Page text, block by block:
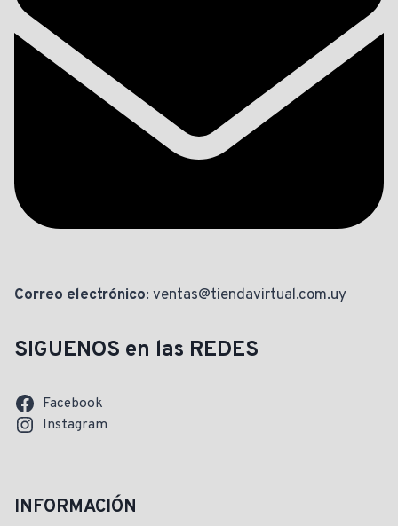
Correo electrónico: ventas@tiendavirtual.com.uy
SIGUENOS en las REDES
Facebook
Instagram
INFORMACIÓN